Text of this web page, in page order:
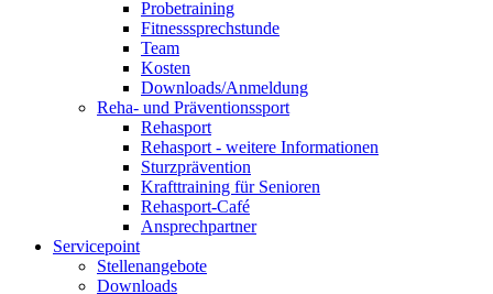
Probetraining
Fitnesssprechstunde
Team
Kosten
Downloads/Anmeldung
Reha- und Präventionssport
Rehasport
Rehasport - weitere Informationen
Sturzprävention
Krafttraining für Senioren
Rehasport-Café
Ansprechpartner
Servicepoint
Stellenangebote
Downloads